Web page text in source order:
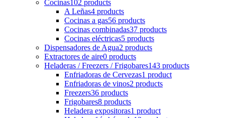
Cocinas102 products
A Leñas4 products
Cocinas a gas56 products
Cocinas combinadas37 products
Cocinas eléctricas5 products
Dispensadores de Agua2 products
Extractores de aire0 products
Heladeras / Freezers / Frigobares143 products
Enfriadoras de Cervezas1 product
Enfriadoras de vinos2 products
Freezers36 products
Frigobares8 products
Heladera expositoras1 product